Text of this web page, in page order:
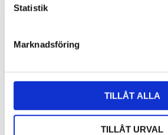
Statistik
Marknadsföring
TILLÅT ALLA
TILLÅT URVAL